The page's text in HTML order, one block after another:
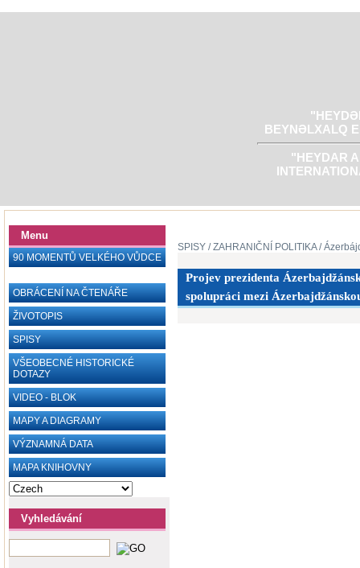
BEYNƏLXALQ
"HEYDAR
Menu
90 MOMENTŮ VELKÉHO VŮDCE
OBRÁCENÍ NA ČTENÁŘE
ŽIVOTOPIS
SPISY
VŠEOBECNÉ HISTORICKÉ
DOTAZY
VIDEO - BLOK
MAPY A DIAGRAMY
VÝZNAMNÁ DATA
MAPA KNIHOVNY
Vyhledávání
SPISY / ZAHRANIČNÍ POLITIKA/
Projev prezidenta
spolupráci mezi